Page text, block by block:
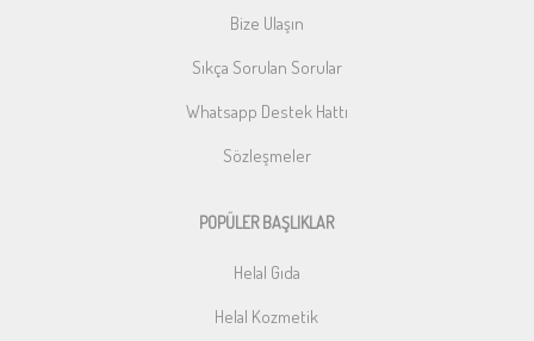
Bize Ulaşın
Sıkça Sorulan Sorular
Whatsapp Destek Hattı
Sözleşmeler
POPÜLER BAŞLIKLAR
Helal Gıda
Helal Kozmetik